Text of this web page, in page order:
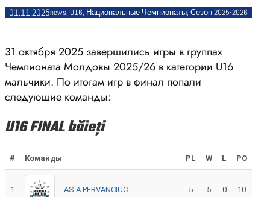
01.11.2025news, U16, Национальные Чемпионаты, Сезон 2025-2026
31 октября 2025 завершились игры в группах
Чемпионата Молдовы 2025/26 в категории U16
мальчики. По итогам игр в финал попали
следующие команды:
U16 FINAL băieți
# Команды PL W L PO
1 AS A.PERVANCIUC 5 5 0 10